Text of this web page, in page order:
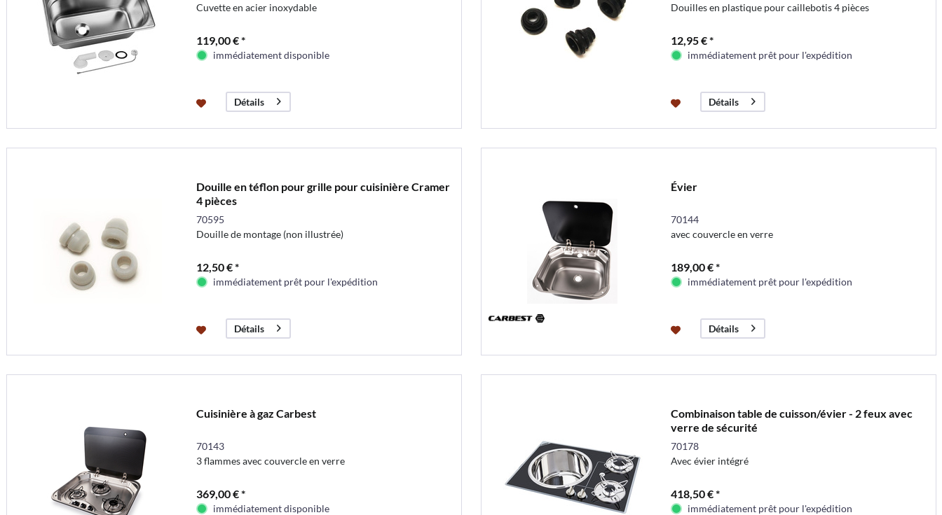
Cuvette en acier inoxydable
119,00 € *
immédiatement disponible
Détails
Douilles en plastique pour caillebotis 4 pièces
12,95 € *
immédiatement prêt pour l'expédition
Détails
Douille en téflon pour grille pour cuisinière Cramer
4 pièces
70595
Douille de montage (non illustrée)
12,50 € *
immédiatement prêt pour l'expédition
Détails
Évier
70144
avec couvercle en verre
189,00 € *
immédiatement prêt pour l'expédition
Détails
Cuisinière à gaz Carbest
70143
3 flammes avec couvercle en verre
369,00 € *
immédiatement disponible
Combinaison table de cuisson/évier - 2 feux avec
verre de sécurité
70178
Avec évier intégré
418,50 € *
immédiatement prêt pour l'expédition